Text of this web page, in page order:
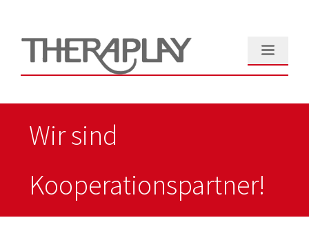
springen
Menü
Wir sind
Kooperationspartner!